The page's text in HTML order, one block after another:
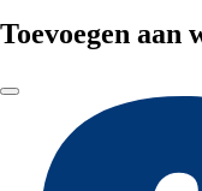
Toevoegen aan